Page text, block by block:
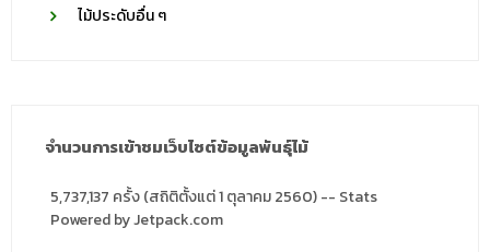
ไม้ประดับอื่น ๆ
จำนวนการเข้าชมเว็บไซต์ข้อมูลพันธุ์ไม้
5,737,137 ครั้ง (สถิติตั้งแต่ 1 ตุลาคม 2560) -- Stats
Powered by Jetpack.com